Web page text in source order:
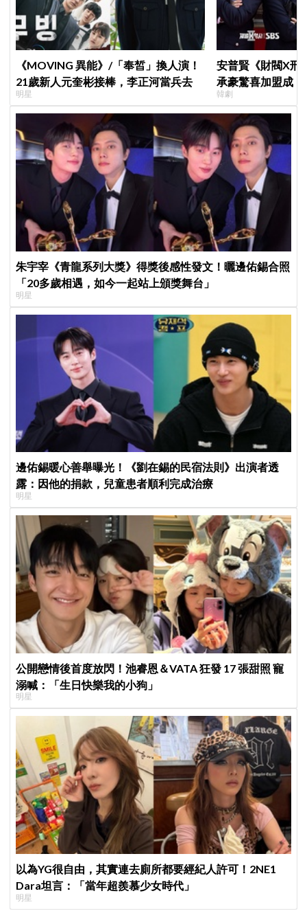
《MOVING 異能》/「奉皙」換人演！
21歲新人元奎彬接棒，李正河當兵去
明星
安普賢《財閥X刑
承豪驚喜加盟成
曝：太有存在感
韓劇
朱宇宰《青龍系列大獎》得獎後感性發文！曬邊佑錫合照
「20多歲相遇，如今一起站上頒獎舞台」
明星
邊佑錫暖心善舉曝光！《劉在錫的民宿法則》出演者透
露：因他的捐款，兒童患者順利完成治療
明星
公開戀情後首度放閃！池睿恩＆VATA 狂發 17 張甜照 寵
溺喊：「生日快樂我的小狗」
明星
以為YG很自由，其實連去廁所都要經紀人許可！2NE1
Dara坦言：「當年超羨慕少女時代」
明星